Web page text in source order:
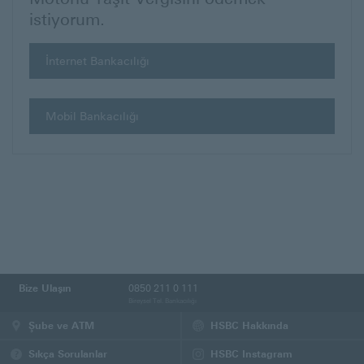
istiyorum.
İnternet Bankacılığı
sayfa
Mobil Bankacılığı
Bize Ulaşın 0850 211 0 111
Şube ve ATM HSBC Hakkında
Sıkça Sorulanlar
HSBC Instagram